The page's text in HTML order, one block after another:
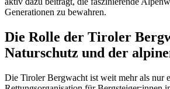
Generationen zu bewahren.
Die Rolle der Tiroler
Naturschutz und der
Die Tiroler Bergwacht ist weit mehr als nur